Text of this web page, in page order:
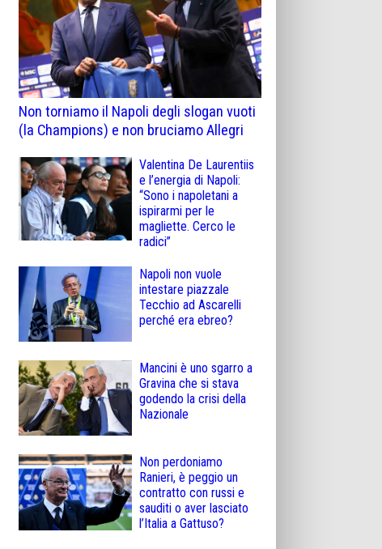
Non torniamo il Napoli degli slogan vuoti
(la Champions) e non bruciamo Allegri
Valentina De Laurentiis
e l’energia di Napoli:
“Sono i napoletani a
ispirarmi per le
magliette. Cerco le
radici”
Napoli non vuole
intestare piazzale
Tecchio ad Ascarelli
perché era ebreo?
Mancini è uno sgarro a
Gravina che si stava
godendo la crisi della
Nazionale
Non perdoniamo
Ranieri, è peggio un
contratto con russi e
sauditi o aver lasciato
l’Italia a Gattuso?